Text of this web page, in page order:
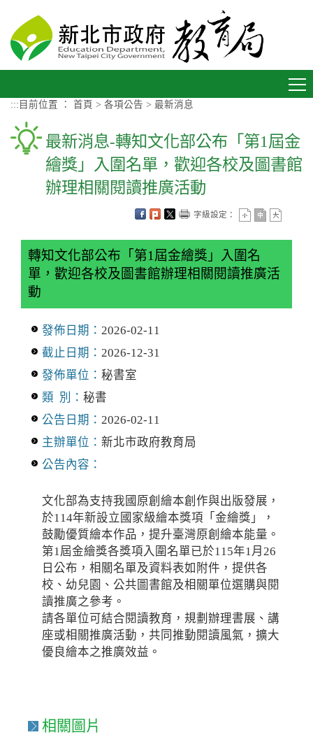
::: 目前位置 ： 首頁 > 各項公告 > 最新消息
最新消息-轉知文化部公布「第1屆金
繪獎」入圍名單，歡迎各校及圖書館
辦理相關閱讀推廣活動
字級設定：
轉知文化部公布「第1屆金繪獎」入圍名
單，歡迎各校及圖書館辦理相關閱讀推廣活
動
發佈日期： 2026-02-11
截止日期： 2026-12-31
發佈單位： 秘書室
類 別： 秘書
公告日期： 2026-02-11
主辦單位： 新北市政府教育局
公告內容：
文化部為支持我國原創繪本創作與出版發展，
於114年新設立國家級繪本獎項「金繪獎」，
鼓勵優質繪本作品，提升臺灣原創繪本能量。
第1屆金繪獎各獎項入圍名單已於115年1月26
日公布，相關名單及資料表如附件，提供各
校、幼兒園、公共圖書館及相關單位選購與閱
讀推廣之參考。
請各單位可結合閱讀教育，規劃辦理書展、講
座或相關推廣活動，共同推動閱讀風氣，擴大
優良繪本之推廣效益。
相關圖片